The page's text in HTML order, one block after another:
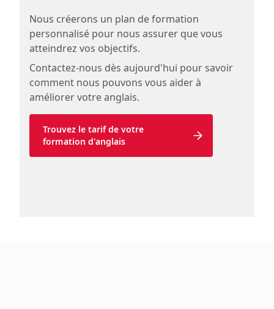
Nous créerons un plan de formation
personnalisé pour nous assurer que vous
atteindrez vos objectifs.
Contactez-nous dès aujourd'hui pour savoir
comment nous pouvons vous aider à
améliorer votre anglais.
Trouvez le tarif de votre
formation d'anglais